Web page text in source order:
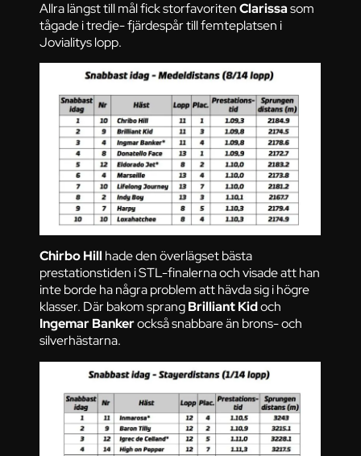
Allra längst till mål fick storfavoritenClarissasom
tågade i tredje- fjärdespår till femteplatsen i
Jovialitys lopp.
Chirbo Hill hade den överlägset bästa
prestationstiden i STL-finalerna och visade att han
inte borde ha några problem att hävda sig i högre
klasser. Där bakom sprangBrilliant Kidoch
Ingemar Bankerockså snabbare än brons- och
silverhästarna.